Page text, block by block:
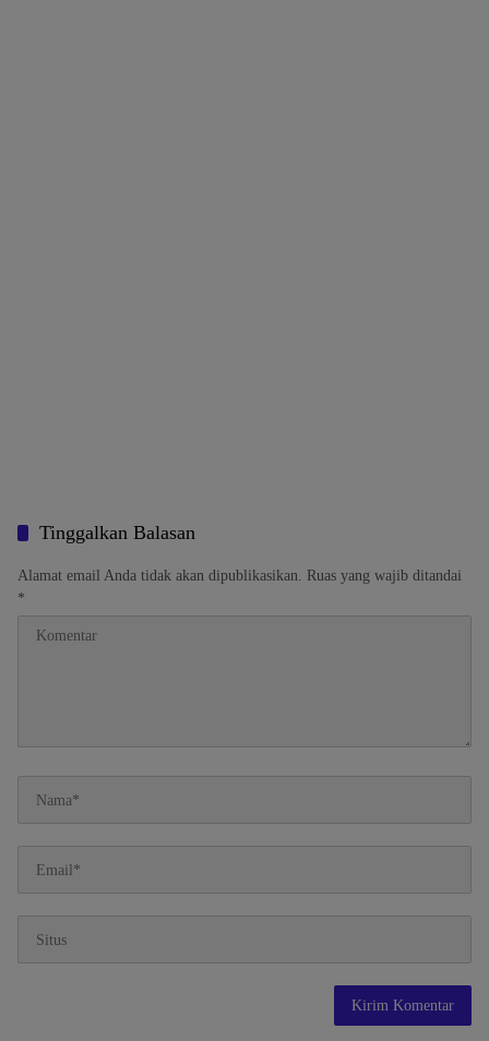
Tinggalkan Balasan
Alamat email Anda tidak akan dipublikasikan. Ruas yang wajib ditandai
*